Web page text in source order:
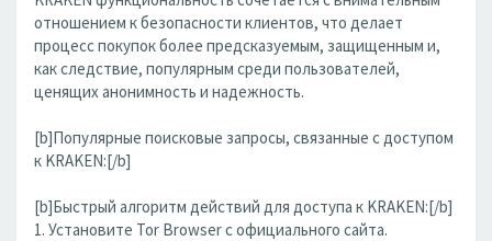
отношением к безопасности клиентов, что делает
процесс покупок более предсказуемым, защищенным и,
как следствие, популярным среди пользователей,
ценящих анонимность и надежность.
[b]Популярные поисковые запросы, связанные с доступом
к KRAKEN:[/b]
[b]Быстрый алгоритм действий для доступа к KRAKEN:[/b]
1. Установите Tor Browser с официального сайта.